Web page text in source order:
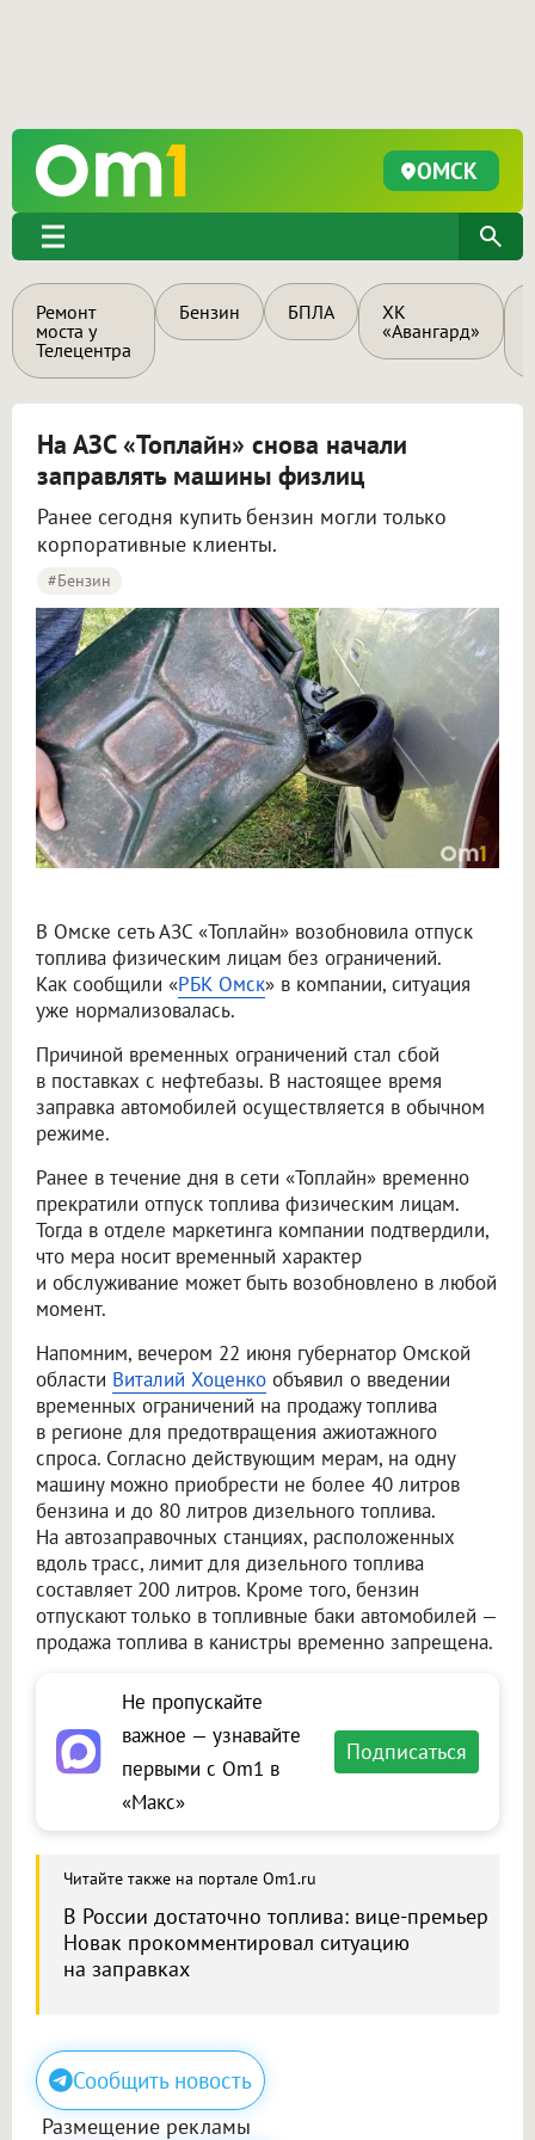
ОМСК
Ремонт
моста у
Телецентра
Бензин БПЛА
ХК
«Авангард»
На АЗС «Топлайн» снова начали
заправлять машины физлиц
Ранее сегодня купить бензин могли только
корпоративные клиенты.
#бензин
В Омске сеть АЗС «Топлайн» возобновила отпуск
топлива физическим лицам без ограничений.
Как сообщили «РБК Омск» в компании, ситуация
уже нормализовалась.
Причиной временных ограничений стал сбой
в поставках с нефтебазы. В настоящее время
заправка автомобилей осуществляется в обычном
режиме.
Ранее в течение дня в сети «Топлайн» временно
прекратили отпуск топлива физическим лицам.
Тогда в отделе маркетинга компании подтвердили,
что мера носит временный характер
и обслуживание может быть возобновлено в любой
момент.
Напомним, вечером 22 июня губернатор Омской
области Виталий Хоценко объявил о введении
временных ограничений на продажу топлива
в регионе для предотвращения ажиотажного
спроса. Согласно действующим мерам, на одну
машину можно приобрести не более 40 литров
бензина и до 80 литров дизельного топлива.
На автозаправочных станциях, расположенных
вдоль трасс, лимит для дизельного топлива
составляет 200 литров. Кроме того, бензин
отпускают только в топливные баки автомобилей —
продажа топлива в канистры временно запрещена.
Не пропускайте
важное — узнавайте
первыми с Om1 в
«Макс»
Подписаться
Читайте также на портале Om1.ru
В России достаточно топлива: вице-премьер
Новак прокомментировал ситуацию
на заправках
Сообщить новость
Размещение рекламы